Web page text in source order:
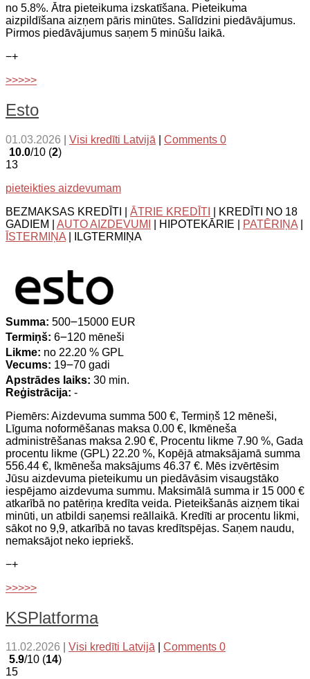
no 5.8%. Ātra pieteikuma izskatīšana. Pieteikuma
aizpildīšana aizņem pāris minūtes. Salīdzini piedāvājumus.
Pirmos piedāvājumus saņem 5 minūšu laikā.
−+
>>>>>
Esto
01.03.2026 Visi kredīti Latvijā
Comments 0
10.0/10 (2)
13
pieteikties aizdevumam
BEZMAKSAS KREDĪTI | ĀTRIE KREDĪTI
| KREDĪTI NO 18
GADIEM | AUTO AIZDEVUMI | HIPOTEKĀRIE | PATĒRIŅA
ĪSTERMIŅA | ILGTERMIŅA
Summa: 500౼15000 EUR
Termiņš: 6౼120 mēneši
Likme: no 22.20 % GPL
Vecums: 19౼70 gadi
Apstrādes laiks: 30 min.
Reģistrācija: -
Piemērs: Aizdevuma summa 500 €, Termiņš 12 mēneši,
Līguma noformēšanas maksa 0.00 €, Ikmēneša
administrēšanas maksa 2.90 €, Procentu likme 7.90 %, Gada
procentu likme (GPL) 22.20 %, Kopējā atmaksājamā summa
556.44 €, Ikmēneša maksājums 46.37 €. Mēs izvērtēsim
Jūsu aizdevuma pieteikumu un piedāvāsim visaugstāko
iespējamo aizdevuma summu. Maksimālā summa ir 15 000 €
atkarībā no patēriņa kredīta veida. Pieteikšanās aizņem tikai
minūti, un atbildi saņemsi reāllaikā. Kredīti ar procentu likmi,
sākot no 9,9, atkarībā no tavas kredītspējas. Saņem naudu,
nemaksājot neko iepriekš.
−+
>>>>>
KSPlatforma
11.02.2026 Visi kredīti Latvijā
Comments 0
5.9/10 (14)
15